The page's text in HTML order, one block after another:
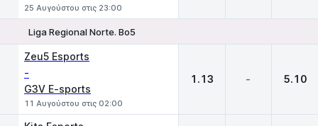
25 Αυγούστου στις 23:00
Liga Regional Norte. Bo5
Zeu5 Esports
-
G3V E-sports
11 Αυγούστου στις 02:00
1.13 - 5.10